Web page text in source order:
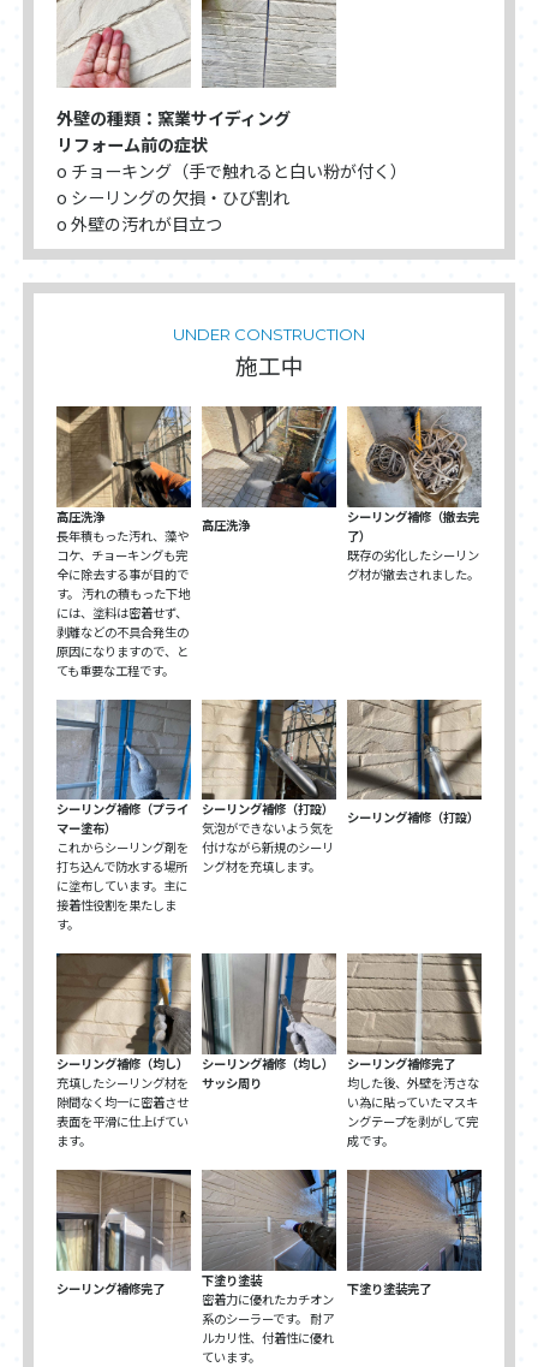
外壁の種類：窯業サイディング
リフォーム前の症状
o チョーキング（手で触れると白い粉が付く）
o シーリングの欠損・ひび割れ
o 外壁の汚れが目立つ
UNDER CONSTRUCTION
施工中
高圧洗浄
長年積もった汚れ、藻や
コケ、チョーキングも完
全に除去する事が目的で
す。 汚れの積もった下地
には、塗料は密着せず、
剥離などの不具合発生の
原因になりますので、と
ても重要な工程です。
高圧洗浄
シーリング補修（撤去完
了）
既存の劣化したシーリン
グ材が撤去されました。
シーリング補修（プライ
マー塗布）
これからシーリング剤を
打ち込んで防水する場所
に塗布しています。主に
接着性役割を果たしま
す。
シーリング補修（打設）
気泡ができないよう気を
付けながら新規のシーリ
ング材を充填します。
シーリング補修（打設）
シーリング補修（均し）
充填したシーリング材を
隙間なく均一に密着させ
表面を平滑に仕上げてい
ます。
シーリング補修（均し）
サッシ周り
シーリング補修完了
均した後、外壁を汚さな
い為に貼っていたマスキ
ングテープを剥がして完
成です。
シーリング補修完了
下塗り塗装
密着力に優れたカチオン
系のシーラーです。 耐ア
ルカリ性、付着性に優れ
ています。
下塗り塗装完了